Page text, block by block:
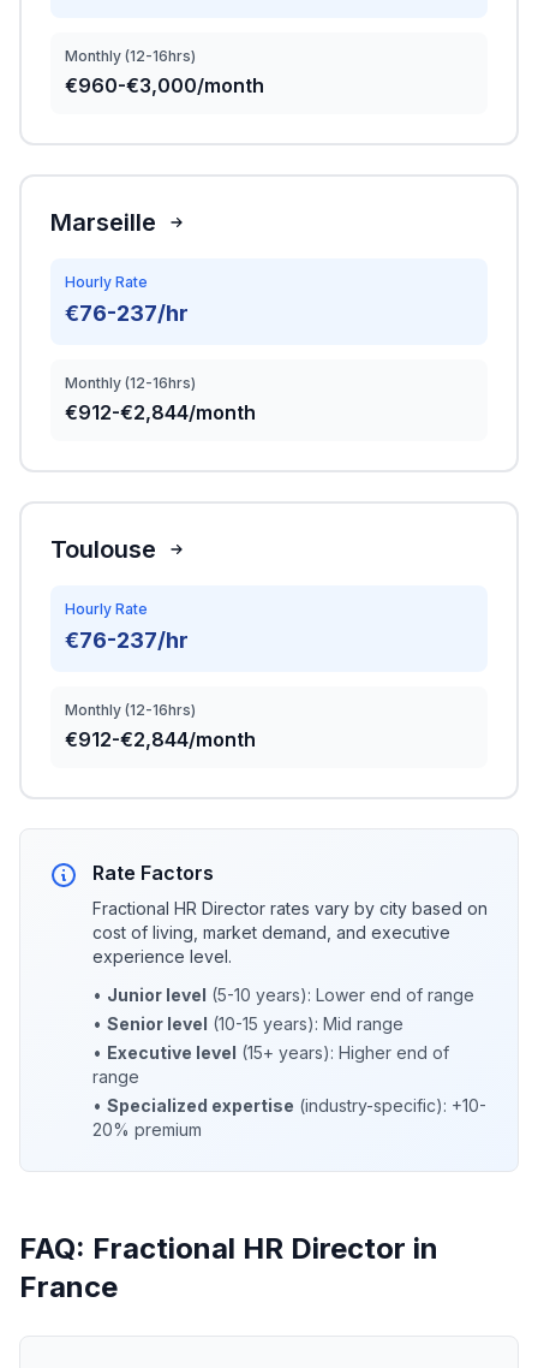
Monthly (12-16hrs)
€960-€3,000/month
Marseille
Hourly Rate
€76-237/hr
Monthly (12-16hrs)
€912-€2,844/month
Toulouse
Hourly Rate
€76-237/hr
Monthly (12-16hrs)
€912-€2,844/month
Rate Factors
Fractional HR Director rates vary by city based on
cost of living, market demand, and executive
experience level.
• Junior level (5-10 years): Lower end of range
• Senior level (10-15 years): Mid range
• Executive level (15+ years): Higher end of
range
• Specialized expertise (industry-specific): +10-
20% premium
FAQ: Fractional HR Director in
France